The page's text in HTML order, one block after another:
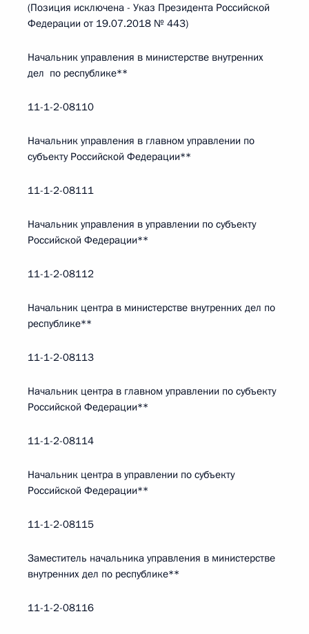
(Позиция исключена - Указ Президента Российской
Федерации от 19.07.2018 № 443)
Начальник управления в министерстве внутренних
дел по республике**
11-1-2-08110
Начальник управления в главном управлении по
субъекту Российской Федерации**
11-1-2-08111
Начальник управления в управлении по субъекту
Российской Федерации**
11-1-2-08112
Начальник центра в министерстве внутренних дел по
республике**
11-1-2-08113
Начальник центра в главном управлении по субъекту
Российской Федерации**
11-1-2-08114
Начальник центра в управлении по субъекту
Российской Федерации**
11-1-2-08115
Заместитель начальника управления в министерстве
внутренних дел по республике**
11-1-2-08116